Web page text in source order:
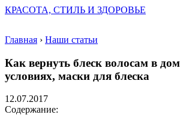
КРАСОТА, СТИЛЬ И ЗДОРОВЬЕ
Главная › Наши статьи
Как вернуть блеск волосам в
условиях, маски для блеска
12.07.2017
Содержание: